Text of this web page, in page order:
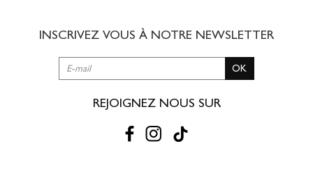
RETOUR SIMPLE SOUS 30 JOURS :
Vous avez changé d'avis ?
Retournez vos achats gratuitement en
livraison/retour disponible dans votre compte client (rubrique "Mes
Gagnez du temps en échangeant votre produit
INSCRIVEZ VOUS À NOTRE NEWSLETTER
OK
REJOIGNEZ NOUS SUR